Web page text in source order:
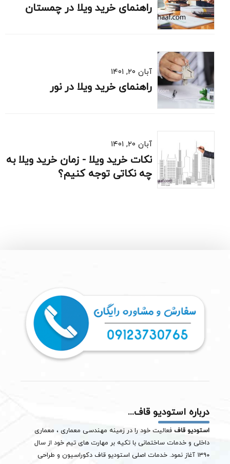
راهنمای خرید ویلا در چمستان
آبان ۲۰, ۱۴۰۱
راهنمای خرید ویلا در نور
آبان ۲۰, ۱۴۰۱
نکات خرید ویلا - زمان خرید ویلا به
چه نکاتی توجه کنیم؟
درباره استودیو قاف...
استودیو قاف فعالیت خود را در زمینه مهندسی معماری ، معماری
داخلی و خدمات ساختمانی با تکیه بر مهارت های تیم خود از سال
۱۳۹۰ آغاز نمود. خدمات اصلی استودیو قاف دکوراسیون و طراحی